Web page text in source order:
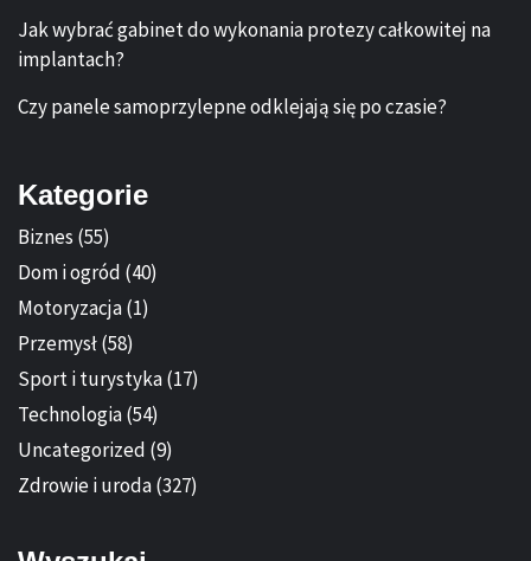
Jak wybrać gabinet do wykonania protezy całkowitej na
implantach?
Czy panele samoprzylepne odklejają się po czasie?
Kategorie
Biznes (55)
Dom i ogród (40)
Motoryzacja(1)
Przemysł(58)
Sport i turystyka(17)
Technologia(54)
Uncategorized (9)
Zdrowie i uroda(327)